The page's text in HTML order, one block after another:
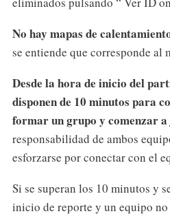
No hay mapas de
se entiende que corresponde al
Desde la hora de inicio del
disponen de 10 minutos para
formar un grupo y comenzar
responsabilidad de ambos
esforzarse por conectar con el
Si se superan los 10 minutos y
inicio de reporte y un equipo